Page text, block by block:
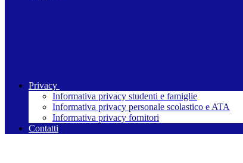
Privacy
Informativa privacy studenti e famiglie
Informativa privacy personale scolastico e ATA
Informativa privacy fornitori
Contatti